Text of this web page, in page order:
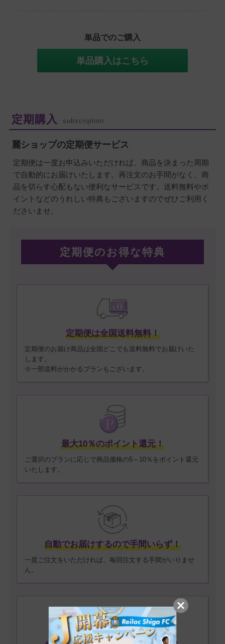
単品でのご購入
単品購入はこちら
定期購入 subscription
麗ショップの定期便サービス
定期便は一度お申込みいただければ、商品を決まった周期
で自動的にお届けいたします。再注文のお手間がなく、商
品を切らす心配もない便利なサービスです。送料無料やポ
イントなどのうれしい特典もございますのでぜひご利用く
ださいませ。
定期便のお得な特典
定期便は全国送料無料！
定期便のお届け商品は全国どこでも送料無料でお届けいた
します。
※一部送料がかかるプランもございます。
最大10％のポイント還元！
ご選択のプランに応じで商品価格の5～10％をポイント還元
いたします。
自動でお届けするので手間いらず！
一度ご注文をいただければ、毎回注文する手間がいりませ
ん。